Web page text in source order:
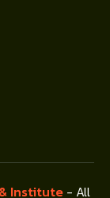
Institute - All